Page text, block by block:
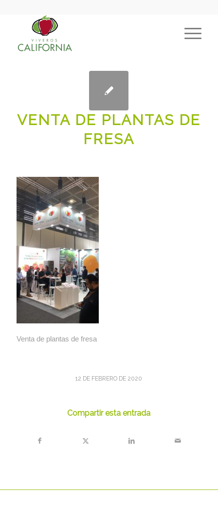
VENTA DE PLANTAS DE
FRESA
Venta de plantas de fresa
12 DE FEBRERO DE 2020
Compartir esta entrada